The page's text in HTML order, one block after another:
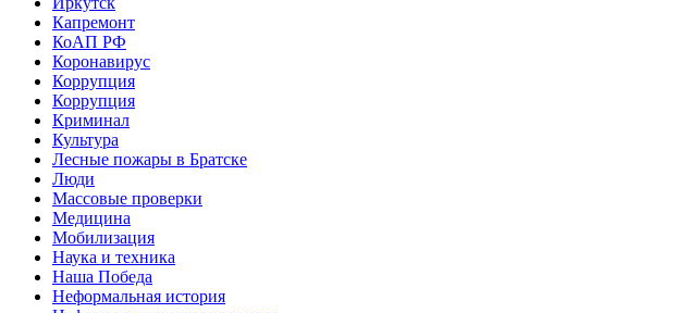
Капремонт
КоАП РФ
Коронавирус
Коррупция
Коррупция
Криминал
Культура
Лесные пожары в Братске
Люди
Массовые проверки
Медицина
Мобилизация
Наука и техника
Наша Победа
Неформальная история